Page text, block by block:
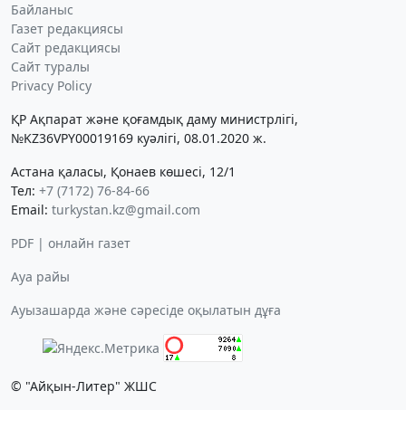
Байланыс
Газет редакциясы
Сайт редакциясы
Сайт туралы
Privacy Policy
ҚР Ақпарат және қоғамдық даму министрлігі,
№KZ36VPY00019169 куәлігі, 08.01.2020 ж.
Астана қаласы, Қонаев көшесі, 12/1
Тел: +7 (7172) 76-84-66
Email: turkystan.kz@gmail.com
PDF | онлайн газет
Ауа райы
Ауызашарда және сәресіде оқылатын дұға
© "Айқын-Литер" ЖШС